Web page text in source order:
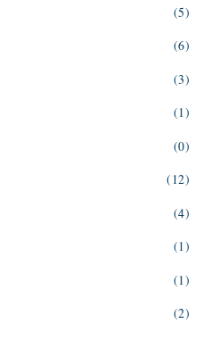
(5)
(6)
(3)
(1)
(0)
(12)
(4)
(1)
(1)
(2)